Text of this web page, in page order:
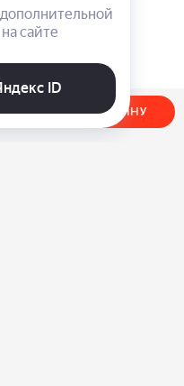
ДОБАВИТЬ В КОРЗИНУ